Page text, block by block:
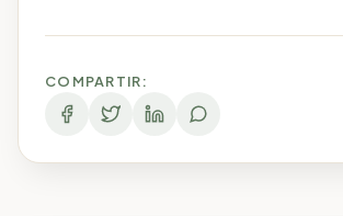
COMPARTIR: